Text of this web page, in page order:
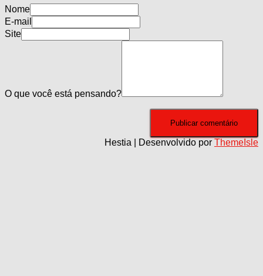
Nome
E-mail
Site
O que você está pensando?
Hestia | Desenvolvido por ThemeIsle